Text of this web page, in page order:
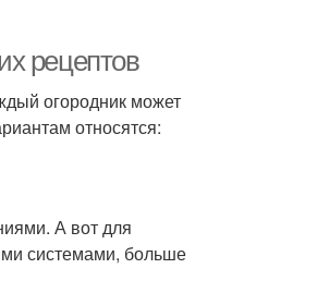
рецептов
огородник может
относятся:
А вот для
системами, больше